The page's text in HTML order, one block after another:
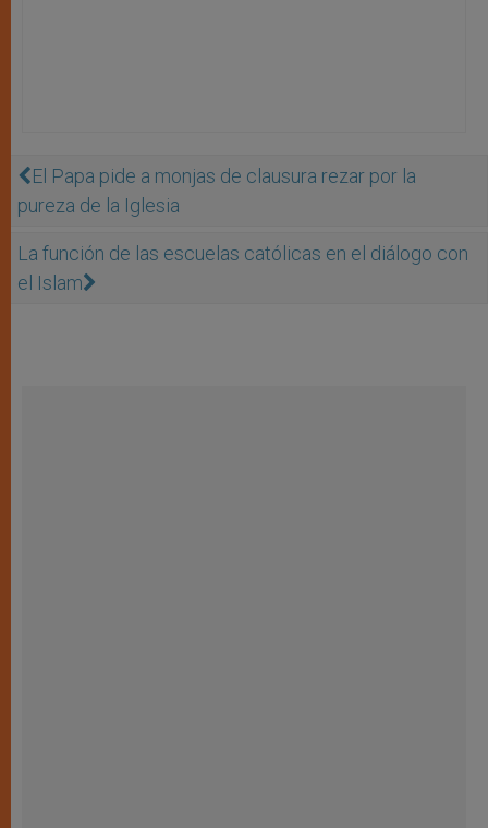
El Papa pide a monjas de clausura rezar por la
pureza de la Iglesia
La función de las escuelas católicas en el diálogo con
el Islam